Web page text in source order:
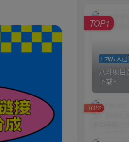
1.7W+人已
八斗项目
下载~
TOP1
TOP2